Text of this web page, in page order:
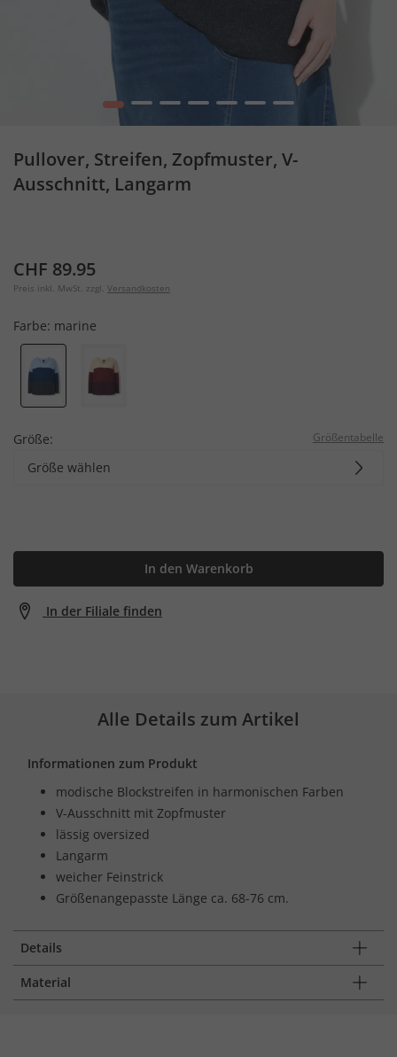
1 2 3 4 5 6 7
Pullover, Streifen, Zopfmuster, V-
Ausschnitt, Langarm
CHF 89.95
Preis inkl. MwSt. zzgl. Versandkosten
Farbe: marine
Größe: Größentabelle
Größe wählen
In den Warenkorb
In der Filiale finden
Alle Details zum Artikel
Informationen zum Produkt
modische Blockstreifen in harmonischen Farben
V-Ausschnitt mit Zopfmuster
lässig oversized
Langarm
weicher Feinstrick
Größenangepasste Länge ca. 68-76 cm.
Details
Material